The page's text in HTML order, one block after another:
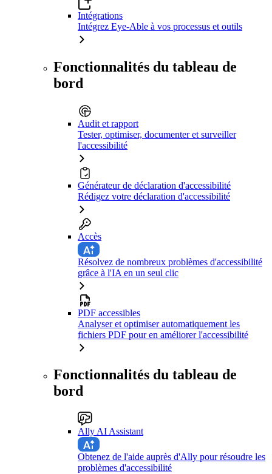
Intégrations
Intégrez Eye-Able à vos processus et outils
Fonctionnalités du tableau de
bord
Audit et rapport
Tester, optimiser, documenter et surveiller
l'accessibilité
Générateur de déclaration d'accessibilité
Rédigez votre déclaration d'accessibilité
Accès
Résolvez de nombreux problèmes d'accessibilité
grâce à l'IA en un seul clic
PDF accessibles
Analyser et optimiser automatiquement les
fichiers PDF pour en améliorer l'accessibilité
Fonctionnalités du tableau de
bord
Ally AI Assistant
Obtenez de l'aide auprès d'Ally pour résoudre les
problèmes d'accessibilité